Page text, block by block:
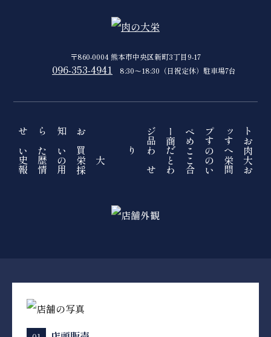
〒860-0004 熊本市中央区新町3丁目9-17
096-353-4941 8:30〜18:30（日祝定休）駐車場7台
トップページ
お知らせ
おすすめ商品
肉へのこだわり
買いたい
大栄のこと
大栄の歴史
お問い合わせ
採用情報